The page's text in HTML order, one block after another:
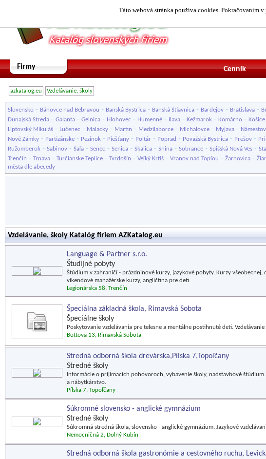
Táto webová stránka používa cookies. Pokračovaním
Firmy Cenník
azkatalog.eu Vzdelávanie, školy
Slovensko - Bánovce nad Bebravou - Banská Bystrica - Banská Štiavnica - Bardejov - Bratislava -
Dunajská Streda - Galanta - Gelnica - Hlohovec - Humenné - Ilava - Kežmarok - Komárno - Košice
Liptovský Mikuláš - Lučenec - Malacky - Martin - Medzilaborce - Michalovce - Myjava -
Nové Zámky - Partizánske - Pezinok - Piešťany - Poltár - Poprad - Považská Bystrica - Prešov -
Ružomberok - Sabinov - Šaľa - Senec - Senica - Skalica - Snina - Sobrance - Spišská Nová Ves -
Trenčín - Trnava - Turčianske Teplice - Tvrdošín - Veľký Krtíš - Vranov nad Topľou - Žarnovica -
města dle abecedy
Vzdelávanie, školy Katalóg firiem AZKatalog.eu
Language & Partner s.r.o.
Študijné pobyty
Štúdium v zahraničí - prázdninové kurzy, jazykové pobyty. Kurzy
víkendové manažérske kurzy, angličtina pre deti.
Legionárska 58, Trenčín
Špeciálna základná škola, Rimavská Sobota
Špeciálne školy
Poskytovanie vzdelávania pre telesne a mentálne postihnuté deti.
Bottova 13, Rimavská Sobota
Stredná odborná škola drevárska,Pílska 7,Topoľčany
Stredné školy
Informácie o prijímacích pohovoroch, vybavenie školy, nadstavbové
a nábytkárstvo.
Pílska 7, Topoľčany
Súkromné slovensko - anglické gymnázium
Stredné školy
Súkromná stredná škola, slovensko - anglické gymnázium. Jazykové
Nemocničná 2, Dolný Kubín
Stredná odborná škola gastronómie a cestovného ruchu,